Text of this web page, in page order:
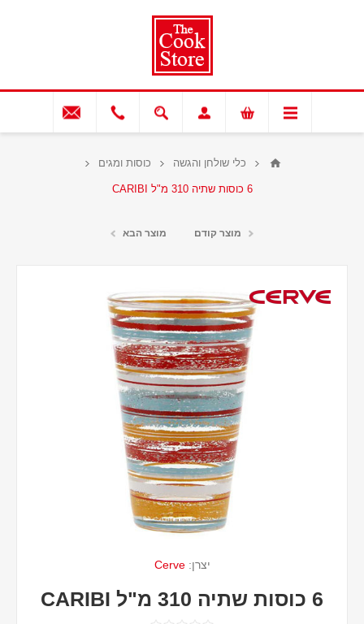
כלי שולחן והגשה כוסות ומגים
6 כוסות שתיה 310 מ"ל CARIBI
מוצר קודם מוצר הבא
יצרן: Cerve
6 כוסות שתיה 310 מ"ל CARIBI